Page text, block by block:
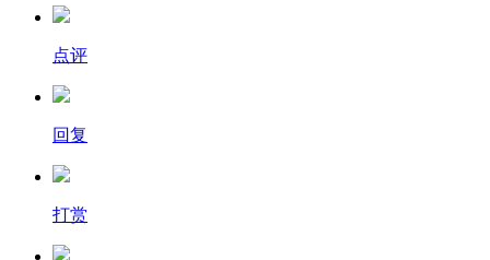
点评
回复
打赏